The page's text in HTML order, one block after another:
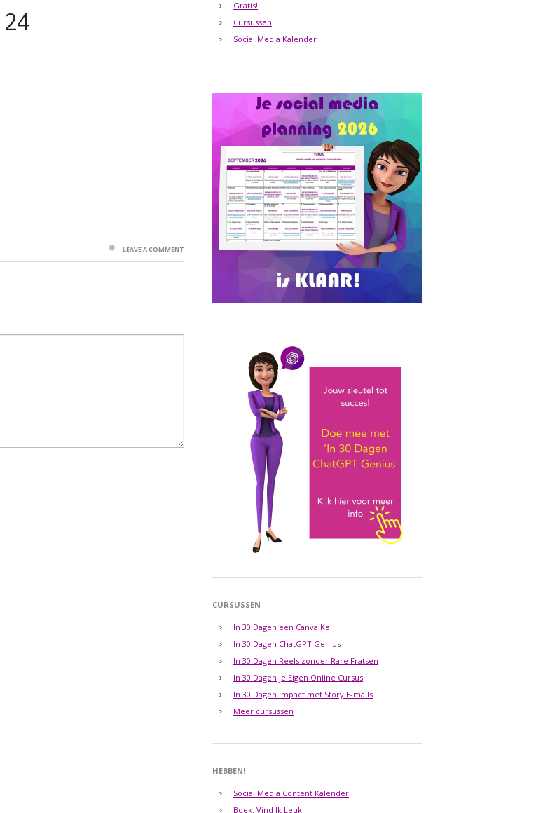
LEAVE A COMMENT
Gratis!
Cursussen
Social Media Kalender
CURSUSSEN
In 30 Dagen een Canva Kei
In 30 Dagen ChatGPT Genius
In 30 Dagen Reels zonder Rare Fratsen
In 30 Dagen je Eigen Online Cursus
In 30 Dagen Impact met Story E-mails
Meer cursussen
HEBBEN!
Social Media Content Kalender
Boek: Vind Ik Leuk!